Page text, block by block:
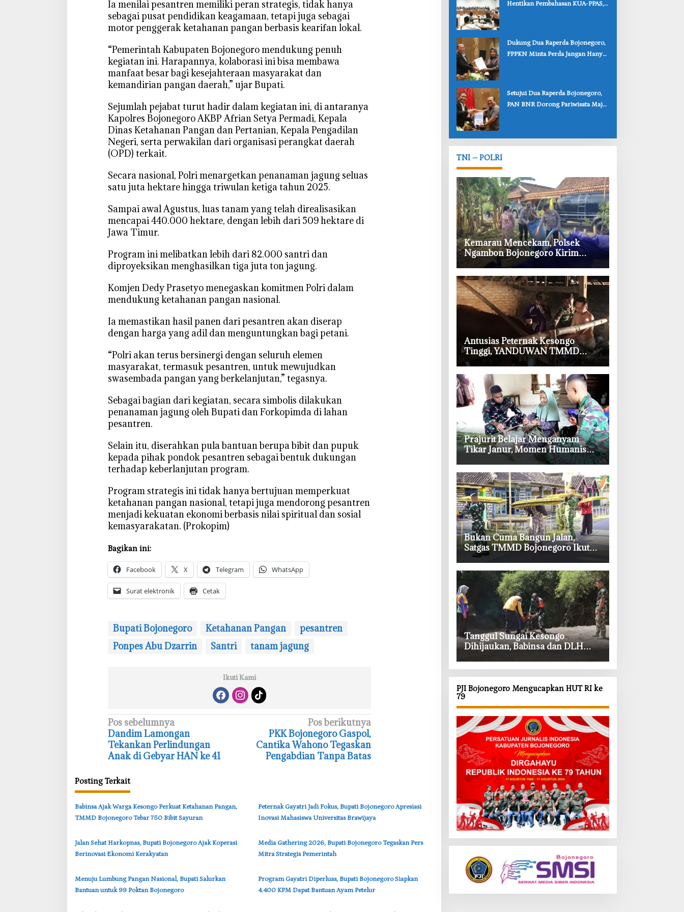
‎Ia menilai pesantren memiliki peran strategis, tidak hanya
sebagai pusat pendidikan keagamaan, tetapi juga sebagai
motor penggerak ketahanan pangan berbasis kearifan lokal.
‎“Pemerintah Kabupaten Bojonegoro mendukung penuh
kegiatan ini. Harapannya, kolaborasi ini bisa membawa
manfaat besar bagi kesejahteraan masyarakat dan
kemandirian pangan daerah,” ujar Bupati.
‎Sejumlah pejabat turut hadir dalam kegiatan ini, di antaranya
Kapolres Bojonegoro AKBP Afrian Setya Permadi, Kepala
Dinas Ketahanan Pangan dan Pertanian, Kepala Pengadilan
Negeri, serta perwakilan dari organisasi perangkat daerah
(OPD) terkait.
‎Secara nasional, Polri menargetkan penanaman jagung seluas
satu juta hektare hingga triwulan ketiga tahun 2025.
‎Sampai awal Agustus, luas tanam yang telah direalisasikan
mencapai 440.000 hektare, dengan lebih dari 509 hektare di
Jawa Timur.
‎Program ini melibatkan lebih dari 82.000 santri dan
diproyeksikan menghasilkan tiga juta ton jagung.
‎Komjen Dedy Prasetyo menegaskan komitmen Polri dalam
mendukung ketahanan pangan nasional.
‎Ia memastikan hasil panen dari pesantren akan diserap
dengan harga yang adil dan menguntungkan bagi petani.
‎“Polri akan terus bersinergi dengan seluruh elemen
masyarakat, termasuk pesantren, untuk mewujudkan
swasembada pangan yang berkelanjutan,” tegasnya.
‎Sebagai bagian dari kegiatan, secara simbolis dilakukan
penanaman jagung oleh Bupati dan Forkopimda di lahan
pesantren.
‎Selain itu, diserahkan pula bantuan berupa bibit dan pupuk
kepada pihak pondok pesantren sebagai bentuk dukungan
terhadap keberlanjutan program.
‎Program strategis ini tidak hanya bertujuan memperkuat
ketahanan pangan nasional, tetapi juga mendorong pesantren
menjadi kekuatan ekonomi berbasis nilai spiritual dan sosial
kemasyarakatan. (Prokopim)
Bagikan ini:
Facebook X Telegram WhatsApp
Surat elektronik Cetak
Bupati Bojonegoro Ketahanan Pangan
pesantren
Ponpes Abu Dzarrin
Santri tanam jagung
Ikuti Kami
N
a
v
g
a
s
i
p
o
Pos sebelumnya
Dandim Lamongan
Tekankan Perlindungan
Anak di Gebyar HAN ke 41
Pos berikutnya
PKK Bojonegoro Gaspol,
Cantika Wahono Tegaskan
Pengabdian Tanpa Batas
Posting Terkait
‎Babinsa Ajak Warga Kesongo Perkuat Ketahanan Pangan,
TMMD Bojonegoro Tebar 750 Bibit Sayuran
‎Peternak Gayatri Jadi Fokus, Bupati Bojonegoro Apresiasi
Inovasi Mahasiswa Universitas Brawijaya
‎Jalan Sehat Harkopnas, Bupati Bojonegoro Ajak Koperasi
Berinovasi Ekonomi Kerakyatan
‎Media Gathering 2026, Bupati Bojonegoro Tegaskan Pers
Mitra Strategis Pemerintah
‎Menuju Lumbung Pangan Nasional, Bupati Salurkan
Bantuan untuk 99 Poktan Bojonegoro
‎Program Gayatri Diperluas, Bupati Bojonegoro Siapkan
4.400 KPM Dapat Bantuan Ayam Petelur
Hentikan Pembahasan KUA-PPAS,
‎Dukung Dua Raperda Bojonegoro,
FPPKN Minta Perda Jangan Hanya
‎Setujui Dua Raperda Bojonegoro,
PAN BNR Dorong Pariwisata Maju
TNI – POLRI
‎Kemarau Mencekam, Polsek
Ngambon Bojonegoro Kirim
8.000 Liter Air Bersih ke Warga
Bondol
‎Antusias Peternak Kesongo
Tinggi, YANDUWAN TMMD
Bojonegoro Layani 278 Ternak
‎Prajurit Belajar Menganyam
Tikar Janur, Momen Humanis
TMMD ke-129 Bojonegoro
‎Bukan Cuma Bangun Jalan,
Satgas TMMD Bojonegoro Ikut
Bantu Petani Rajang Tembakau
‎Tanggul Sungai Kesongo
Dihijaukan, Babinsa dan DLH
Alami
PJI Bojonegoro Mengucapkan HUT RI ke
79